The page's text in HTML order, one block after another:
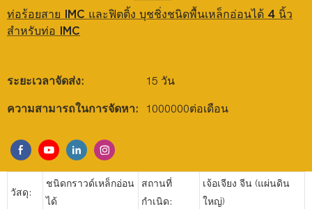
ท่อร้อยสาย IMC และฟิตติ้ง บุชชิ่งชนิดพื้นเหล็กอ่อนได้ 4 นิ้ว
สำหรับท่อ IMC
ระยะเวลาจัดส่ง: 15 วัน
ความสามารถในการจัดหา: 1000000ต่อเดือน
วัสดุ:
ชนิดกราวด์เหล็กอ่อน
ได้
สถานที่
กำเนิด:
เจ้อเจียง จีน (แผ่นดิน
ใหญ่)